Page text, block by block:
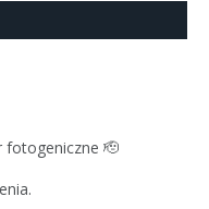
fotogeniczne 🫡